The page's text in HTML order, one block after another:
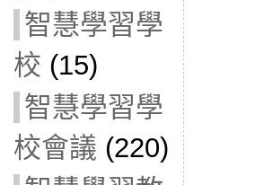
智慧學習學
校 (15)
智慧學習學
校會議 (220)